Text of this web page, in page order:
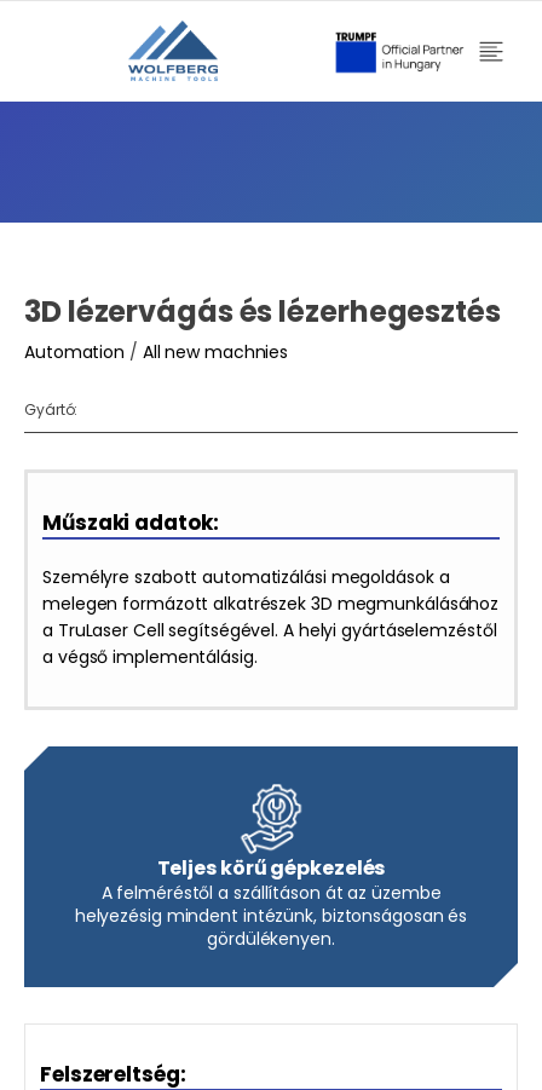
3D lézervágás és lézerhegesztés
Automation / All new machnies
Gyártó:
Műszaki adatok:
Személyre szabott automatizálási megoldások a
melegen formázott alkatrészek 3D megmunkálásához
a TruLaser Cell segítségével. A helyi gyártáselemzéstől
a végső implementálásig.
Teljes körű gépkezelés
A felméréstől a szállításon át az üzembe
helyezésig mindent intézünk, biztonságosan és
gördülékenyen.
Felszereltség: